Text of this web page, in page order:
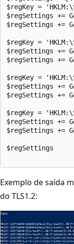
$regKey =
$regSettings +=
$regSettings +=
$regKey =
$regSettings +=
$regSettings +=
$regKey =
$regSettings +=
$regSettings +=
$regKey =
$regSettings +=
$regSettings +=
$regSettings
Exemplo de saída
do TLS1.2: